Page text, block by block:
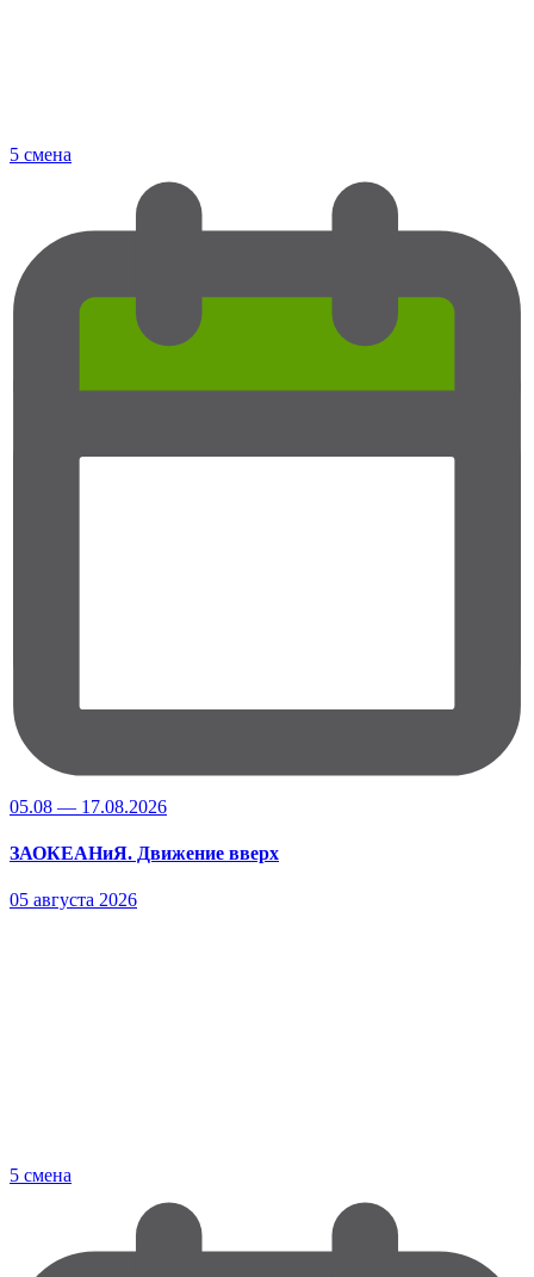
5 смена
05.08 — 17.08.2026
ЗАОКЕАНиЯ. Движение вверх
05 августа 2026
5 смена